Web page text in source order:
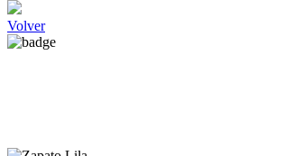
Volver